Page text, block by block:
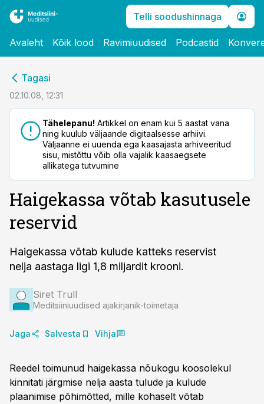
Telli soodushinnaga
Avaleht Kõik lood Ravimiuudised Podcastid
Tagasi
02.10.08, 12:31
Tähelepanu! Artikkel on enam kui 5 aastat vana
ning kuulub väljaande digitaalsesse arhiivi.
Väljaanne ei uuenda ega kaasajasta arhiveeritud
sisu, mistõttu võib olla vajalik kaasaegsete
allikatega tutvumine
Haigekassa võtab kasutusele
reservid
Haigekassa võtab kulude katteks reservist
nelja aastaga ligi 1,8 miljardit krooni.
Siret Trull
Meditsiiniuudised ajakirjanik-toimetaja
Jaga Salvesta Vihja
Reedel toimunud haigekassa nõukogu koosolekul
kinnitati järgmise nelja aasta tulude ja kulude
plaanimise põhimõtted, mille kohaselt võtab